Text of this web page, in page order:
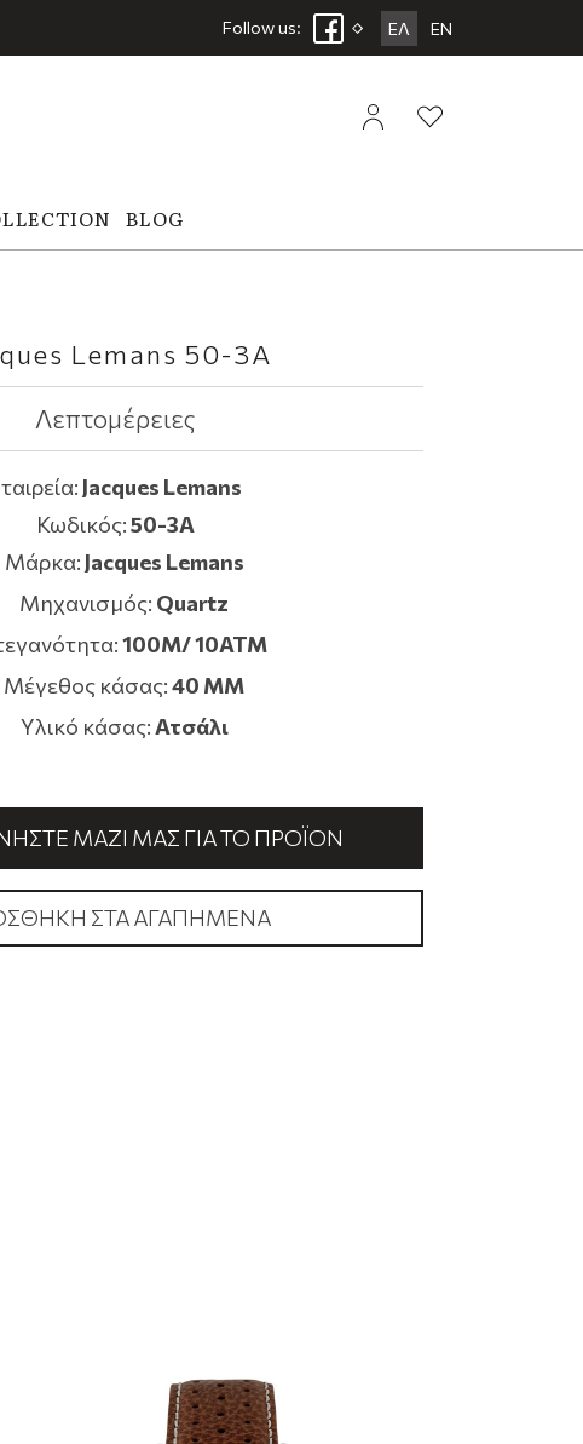
Follow us: ΕΛ EN
BLOG
Lemans 50-3A
Λεπτομέρειες
Jacques Lemans
Κωδικός:50-3A
Μάρκα: Jacques Lemans
Μηχανισμός: Quartz
100M/ 10ATM
Μέγεθος κάσας:40 MM
Υλικό κάσας:Ατσάλι
ΜΑΖΊ ΜΑΣ ΓΙΑ ΤΟ ΠΡΟΪΌΝ
ΣΤΑ ΑΓΑΠΗΜΈΝΑ